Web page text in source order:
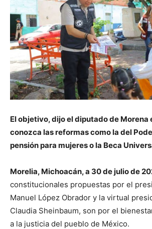
El objetivo, dijo el diputado de Morena
conozca las reformas como la del
pensión para mujeres o la Beca
Morelia, Michoacán, a 30 de julio de
constitucionales propuestas por el
Manuel López Obrador y la virtual
Claudia Sheinbaum, son por el
a la justicia del pueblo de México.